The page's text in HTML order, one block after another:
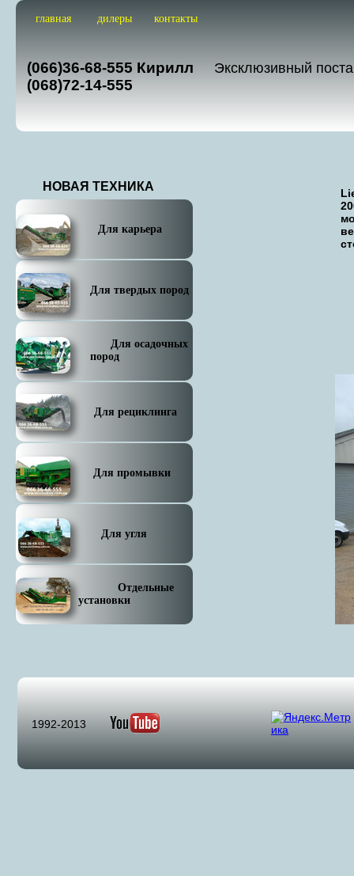
О нас Новости
главная дилеры контакты
(066)36-68-555 Кирилл
(068)72-14-555
Эксклюзивный
НОВАЯ ТЕХНИКА
Для карьера
Для твердых пород
Для осадочных
пород
Для рециклинга
Для промывки
Для угля
Отдельные
установки
1992-2013